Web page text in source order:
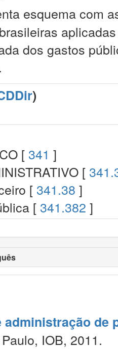
esquema com
dos gastos
)
[ 341 ]
[
[ 341.38 ]
[ 341.382 ]
administração de
IOB, 2011.